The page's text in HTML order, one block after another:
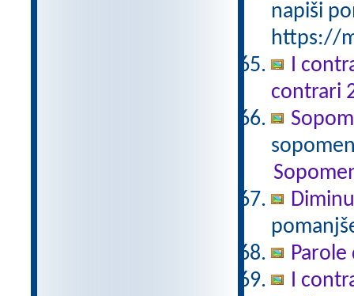
napiši
https://
I
contrari
Parole
I